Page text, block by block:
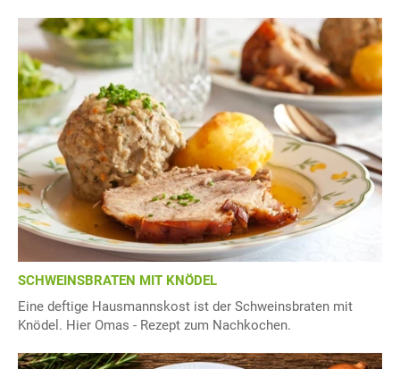
SCHWEINSBRATEN MIT KNÖDEL
Eine deftige Hausmannskost ist der Schweinsbraten mit
Knödel. Hier Omas - Rezept zum Nachkochen.